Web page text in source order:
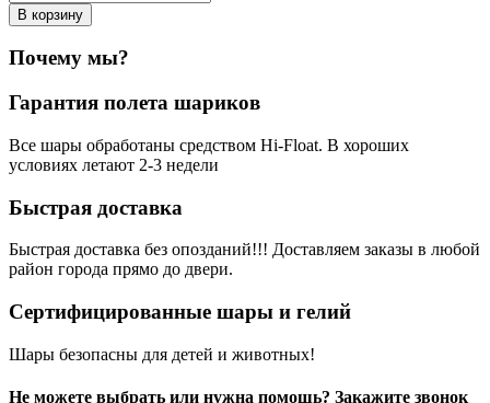
В корзину
Почему мы?
Гарантия полета шариков
Все шары обработаны средством Hi-Float. В хороших
условиях летают 2-3 недели
Быстрая доставка
Быстрая доставка без опозданий!!! Доставляем заказы в любой
район города прямо до двери.
Сертифицированные шары и гелий
Шары безопасны для детей и животных!
Не можете выбрать или нужна помощь? Закажите звонок